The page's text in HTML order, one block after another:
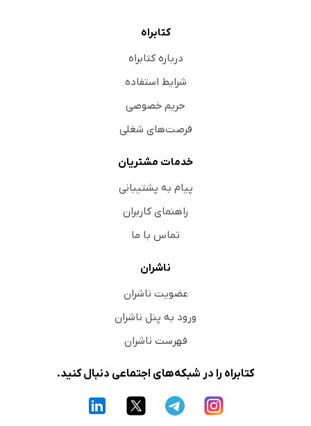
کتابراه
درباره کتابراه
شرایط استفاده
حریم خصوصی
فرصت‌های شغلی
خدمات مشتریان
پیام به پشتیبانی
راهنمای کاربران
تماس با ما
ناشران
عضویت ناشران
ورود به پنل ناشران
فهرست ناشران
کتابراه را در شبکه‌های اجتماعی دنبال کنید.